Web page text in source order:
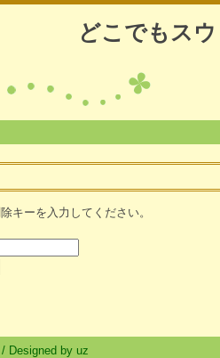
どこでもス
キーを入力してください。
/ Designed by uz